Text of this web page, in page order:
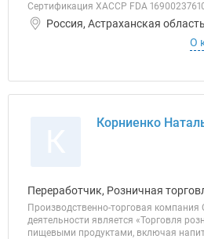
Сертификация XACCP FDA
Россия, Астраханская
О
Корниенко
Переработчик, Розничная
Производственно-торговая
деятельности является «Торговля
пищевыми продуктами, включая